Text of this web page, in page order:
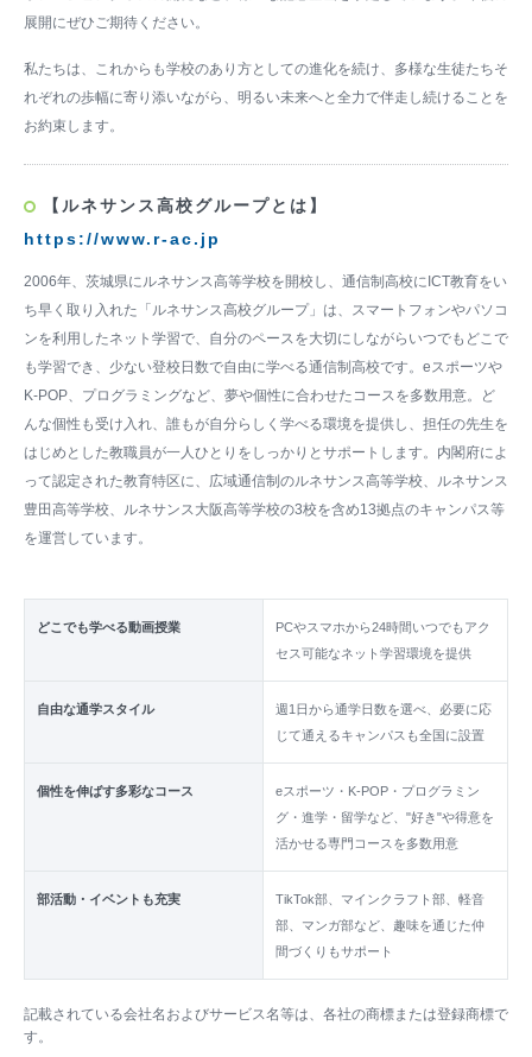
展開にぜひご期待ください。
私たちは、これからも学校のあり方としての進化を続け、多様な生徒たちそ
れぞれの歩幅に寄り添いながら、明るい未来へと全力で伴走し続けることを
お約束します。
【ルネサンス高校グループとは】
https://www.r-ac.jp
2006年、茨城県にルネサンス高等学校を開校し、通信制高校にICT教育をい
ち早く取り入れた「ルネサンス高校グループ」は、スマートフォンやパソコ
ンを利用したネット学習で、自分のペースを大切にしながらいつでもどこで
も学習でき、少ない登校日数で自由に学べる通信制高校です。eスポーツや
K-POP、プログラミングなど、夢や個性に合わせたコースを多数用意。ど
んな個性も受け入れ、誰もが自分らしく学べる環境を提供し、担任の先生を
はじめとした教職員が一人ひとりをしっかりとサポートします。内閣府によ
って認定された教育特区に、広域通信制のルネサンス高等学校、ルネサンス
豊田高等学校、ルネサンス大阪高等学校の3校を含め13拠点のキャンパス等
を運営しています。
どこでも学べる動画授業
PCやスマホから24時間いつでもアク
セス可能なネット学習環境を提供
自由な通学スタイル
週1日から通学日数を選べ、必要に応
じて通えるキャンパスも全国に設置
個性を伸ばす多彩なコース
eスポーツ・K-POP・プログラミン
グ・進学・留学など、"好き"や得意を
活かせる専門コースを多数用意
部活動・イベントも充実
TikTok部、マインクラフト部、軽音
部、マンガ部など、趣味を通じた仲
間づくりもサポート
記載されている会社名およびサービス名等は、各社の商標または登録商標で
す。